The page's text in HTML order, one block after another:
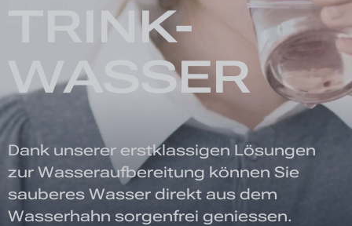
TRINK-
WASSER
Dank unserer erstklassigen Lösungen
zur Wasseraufbereitung können Sie
sauberes Wasser direkt aus dem
Wasserhahn sorgenfrei geniessen.